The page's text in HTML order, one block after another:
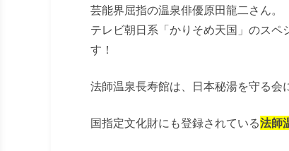
芸能界屈指の温泉俳優原田龍二さん。
テレビ朝日系「かりそめ天国」のスペ
す！
法師温泉長寿館は、日本秘湯を守る会
国指定文化財にも登録されている法師